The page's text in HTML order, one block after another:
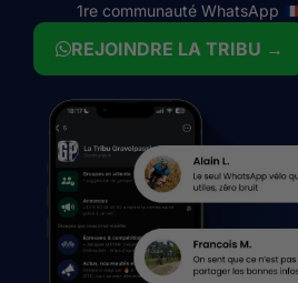
1re communauté WhatsApp
REJOINDRE LA TRIBU →